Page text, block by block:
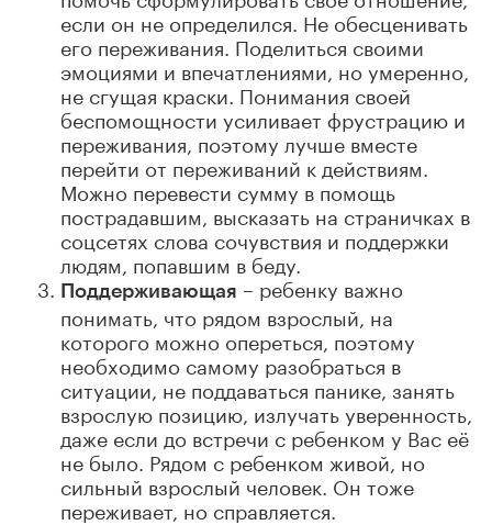
если он не определился. Не обесценивать
его переживания. Поделиться своими
эмоциями и впечатлениями, но умеренно,
не сгущая краски. Понимания своей
беспомощности усиливает фрустрацию и
переживания, поэтому лучше вместе
перейти от переживаний к действиям.
Можно перевести сумму в помощь
пострадавшим, высказать на страничках в
соцсетях слова сочувствия и поддержки
людям, попавшим в беду.
Поддерживающая – ребенку важно
понимать, что рядом взрослый, на
которого можно опереться, поэтому
необходимо самому разобраться в
ситуации, не поддаваться панике, занять
взрослую позицию, излучать уверенность,
даже если до встречи с ребенком у Вас её
не было. Рядом с ребенком живой, но
сильный взрослый человек. Он тоже
переживает, но справляется.